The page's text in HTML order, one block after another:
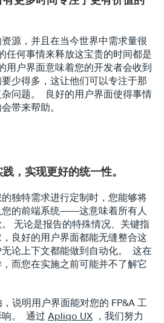
源，并且在当今世界中需求量很
任何事情来释放这宝贵的时间都是
用户界面意味着您的开发者会收到
少得多，这让他们可以专注于那
问题。  良好的用户界面使得事情
带来帮助。
，实现更好的统一性。
独特需求进行定制时，您能够将
您的前端系统——这意味着所有人
无论是报告的特殊情况、关键指
良好的用户界面都能无缝整合这
论上下文都能做到自动化。  这在
而您在实施之前可能并不了解它
说明用户界面能对您的 FP&A 工
。  通过 Apliqo UX ，我们努力